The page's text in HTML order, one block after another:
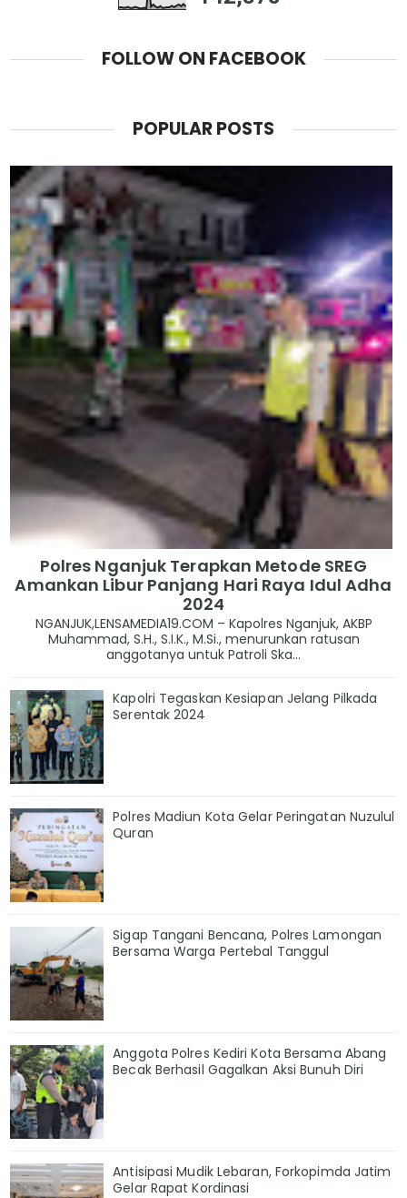
FOLLOW ON FACEBOOK
POPULAR POSTS
Polres Nganjuk Terapkan Metode SREG
Amankan Libur Panjang Hari Raya Idul Adha
2024
NGANJUK,LENSAMEDIA19.COM – Kapolres Nganjuk, AKBP
Muhammad, S.H., S.I.K., M.Si., menurunkan ratusan
anggotanya untuk Patroli Ska...
Kapolri Tegaskan Kesiapan Jelang Pilkada
Serentak 2024
Polres Madiun Kota Gelar Peringatan Nuzulul
Quran
Sigap Tangani Bencana, Polres Lamongan
Bersama Warga Pertebal Tanggul
Anggota Polres Kediri Kota Bersama Abang
Becak Berhasil Gagalkan Aksi Bunuh Diri
Antisipasi Mudik Lebaran, Forkopimda Jatim
Gelar Rapat Kordinasi